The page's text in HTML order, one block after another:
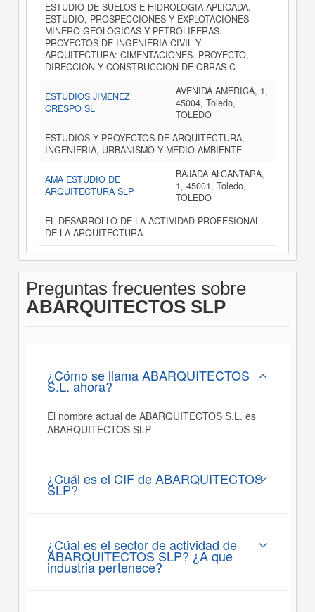
ESTUDIO DE SUELOS E HIDROLOGIA APLICADA.
ESTUDIO, PROSPECCIONES Y EXPLOTACIONES
MINERO GEOLOGICAS Y PETROLIFERAS.
PROYECTOS DE INGENIERIA CIVIL Y
ARQUITECTURA: CIMENTACIONES. PROYECTO,
DIRECCION Y CONSTRUCCION DE OBRAS C
ESTUDIOS JIMENEZ
CRESPO SL
AVENIDA AMERICA, 1,
45004, Toledo,
TOLEDO
ESTUDIOS Y PROYECTOS DE ARQUITECTURA,
INGENIERIA, URBANISMO Y MEDIO AMBIENTE
AMA ESTUDIO DE
ARQUITECTURA SLP
BAJADA ALCANTARA,
1, 45001, Toledo,
TOLEDO
EL DESARROLLO DE LA ACTIVIDAD PROFESIONAL
DE LA ARQUITECTURA.
Preguntas frecuentes sobre
ABARQUITECTOS SLP
¿Cómo se llama ABARQUITECTOS
S.L. ahora?
El nombre actual de ABARQUITECTOS S.L. es
ABARQUITECTOS SLP
¿Cuál es el CIF de ABARQUITECTOS
SLP?
¿Cúal es el sector de actividad de
ABARQUITECTOS SLP? ¿A que
industria pertenece?